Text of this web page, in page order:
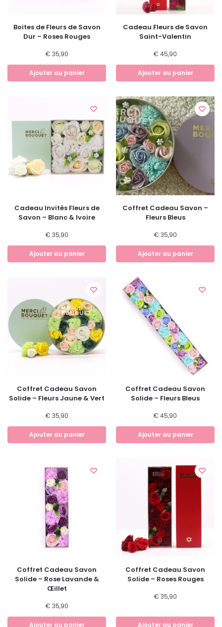
Boites de Fleurs de Savon
Dur – Roses Rouges
€ 35,90
Ajouter au panier
Cadeau Fleurs de Savon
Saint-Valentin
€ 45,90
Ajouter au panier
Cadeau Invités Fleurs de
Savon – Blanc & Ivoire
€ 35,90
Ajouter au panier
Coffret Cadeau Savon –
Fleurs Bleus
€ 35,90
Ajouter au panier
Coffret Cadeau Savon
Solide – Fleurs Jaune & Vert
€ 35,90
Ajouter au panier
Coffret Cadeau Savon
Solide – Fleurs Bleus
€ 45,90
Ajouter au panier
Coffret Cadeau Savon
Solide – Rose Lavande &
Œillet
€ 35,90
Ajouter au panier
Coffret Cadeau Savon
Solide – Roses Rouges
€ 35,90
Ajouter au panier